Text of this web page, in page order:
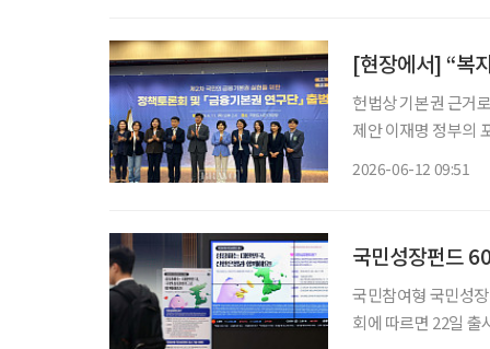
헌법상 기본권 근거로 금융 접근권 보장 강
제안 이재명 정부의 포용금융 기조 속에서 금융기본권 제도화 논의가 탄력을 받을지 주목된
2026-06-12 09:51
국민성장펀드
국민참여형 국민성장펀
회에 따르면 22일 출